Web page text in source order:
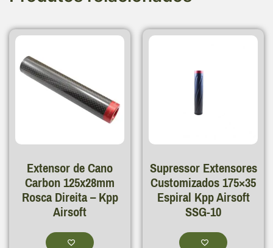
Extensor de Cano
Carbon 125x28mm
Rosca Direita – Kpp
Airsoft
Supressor Extensores
Customizados 175×35
Espiral Kpp Airsoft
SSG-10